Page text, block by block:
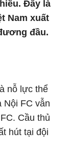
Đây là
Nam xuất
đầu.
nỗ lực thể
Nội FC vẫn
Cầu thủ
hút tại đội